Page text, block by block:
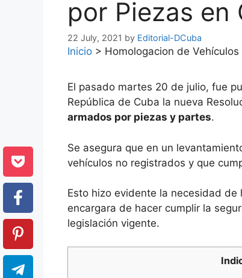
por Piezas en
22 July, 2021 by Editorial-DCuba
Inicio > Homologacion de
El pasado martes 20 de julio, fue
República de Cuba la nueva
armados por piezas y partes.
Se asegura que en un
vehículos no registrados y que
Esto hizo evidente la necesidad
encargara de hacer cumplir la
legislación vigente.